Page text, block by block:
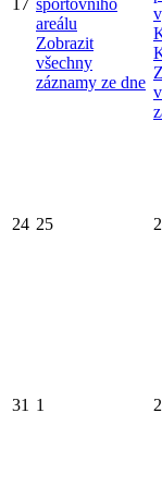
areálu
Zobrazit
všechny
záznamy ze dne
24 25
31 1 2